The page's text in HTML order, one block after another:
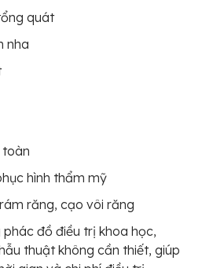
quát
nha
toàn
hình thẩm mỹ
răng, cạo vôi răng
đồ điều trị khoa học,
thuật không cần thiết, giúp